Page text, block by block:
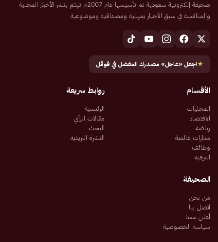
صحيفة إلكترونية سعودية تم تأسيسها عام 2007م تهتم بنشر الأخبار المحلية
والمنافسة في سبق الأخبار بمهنية ومصداقية وموضوعية
★اجعل «عاجل» مصدرك المفضل في قوقل
الأقسام
المحليات
الاقتصاد
رياضة
مدارات عالمية
وظائف
الترفيه
روابط سريعة
الرئيسية
مقالات الرأي
البحث
النشرة البريدية
الصحيفة
من نحن
اتصل بنا
أعلن معنا
سياسة الخصوصية